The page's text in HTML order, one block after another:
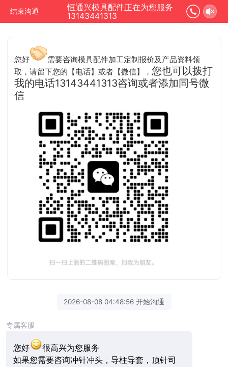
结束沟通
恒通兴模具配件正在为您服务
13143441313
您好
需要咨询模具配件加工定制报价及产品资料领
取，请留下您的【电话】或者【微信】，您也可以拨打
我的电话13143441313咨询或者添加同号微
信
2026-08-08 04:48:56 开始沟通
专属客服
您好
很高兴为您服务
如果您需要咨询冲针冲头，导柱导套，顶针司